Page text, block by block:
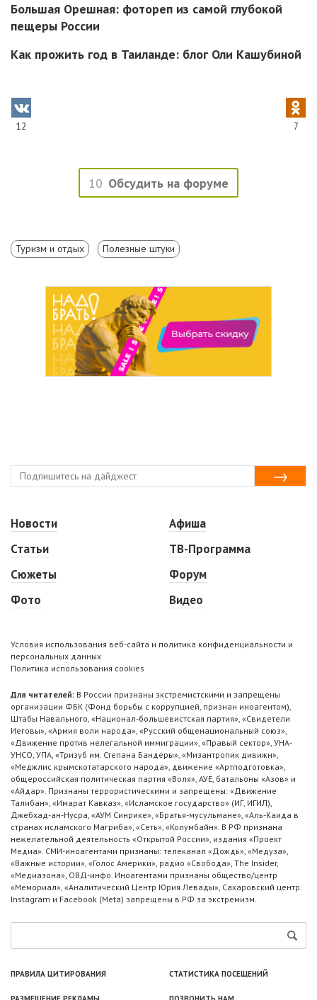
Большая Орешная: фотореп из самой глубокой
пещеры России
Как прожить год в Таиланде: блог Оли Кашубиной
12 7
10 Обсудить на форуме
Туризм и отдых Полезные штуки
Новости
Статьи
Сюжеты
Фото
Афиша
ТВ-Программа
Форум
Видео
Условия использования веб-сайта и политика конфиденциальности и
персональных данных
Политика использования cookies
Для читателей: В России признаны экстремистскими и запрещены
организации ФБК (Фонд борьбы с коррупцией, признан иноагентом),
Штабы Навального, «Национал-большевистская партия», «Свидетели
Иеговы», «Армия воли народа», «Русский общенациональный союз»,
«Движение против нелегальной иммиграции», «Правый сектор», УНА-
УНСО, УПА, «Тризуб им. Степана Бандеры», «Мизантропик дивижн»,
«Меджлис крымскотатарского народа», движение «Артподготовка»,
общероссийская политическая партия «Воля», АУЕ, батальоны «Азов» и
«Айдар». Признаны террористическими и запрещены: «Движение
Талибан», «Имарат Кавказ», «Исламское государство» (ИГ, ИГИЛ),
Джебхад-ан-Нусра, «АУМ Синрике», «Братья-мусульмане», «Аль-Каида в
странах исламского Магриба», «Сеть», «Колумбайн». В РФ признана
нежелательной деятельность «Открытой России», издания «Проект
Медиа». СМИ-иноагентами признаны: телеканал «Дождь», «Медуза»,
«Важные истории», «Голос Америки», радио «Свобода», The Insider,
«Медиазона», ОВД-инфо. Иноагентами признаны общество/центр
«Мемориал», «Аналитический Центр Юрия Левады», Сахаровский центр.
Instagram и Facebook (Metа) запрещены в РФ за экстремизм.
ПРАВИЛА ЦИТИРОВАНИЯ СТАТИСТИКА ПОСЕЩЕНИЙ